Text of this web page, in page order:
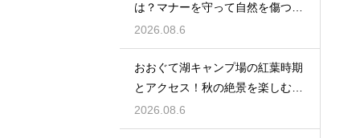
は？マナーを守って自然を傷つけ
ない工夫
2026.08.6
おおぐて湖キャンプ場の紅葉時期
とアクセス！秋の絶景を楽しむた
めのルート
2026.08.6